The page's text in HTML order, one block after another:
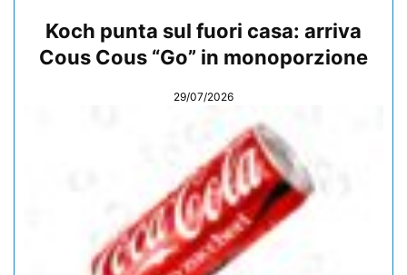
Koch punta sul fuori casa: arriva
Cous Cous “Go” in monoporzione
29/07/2026